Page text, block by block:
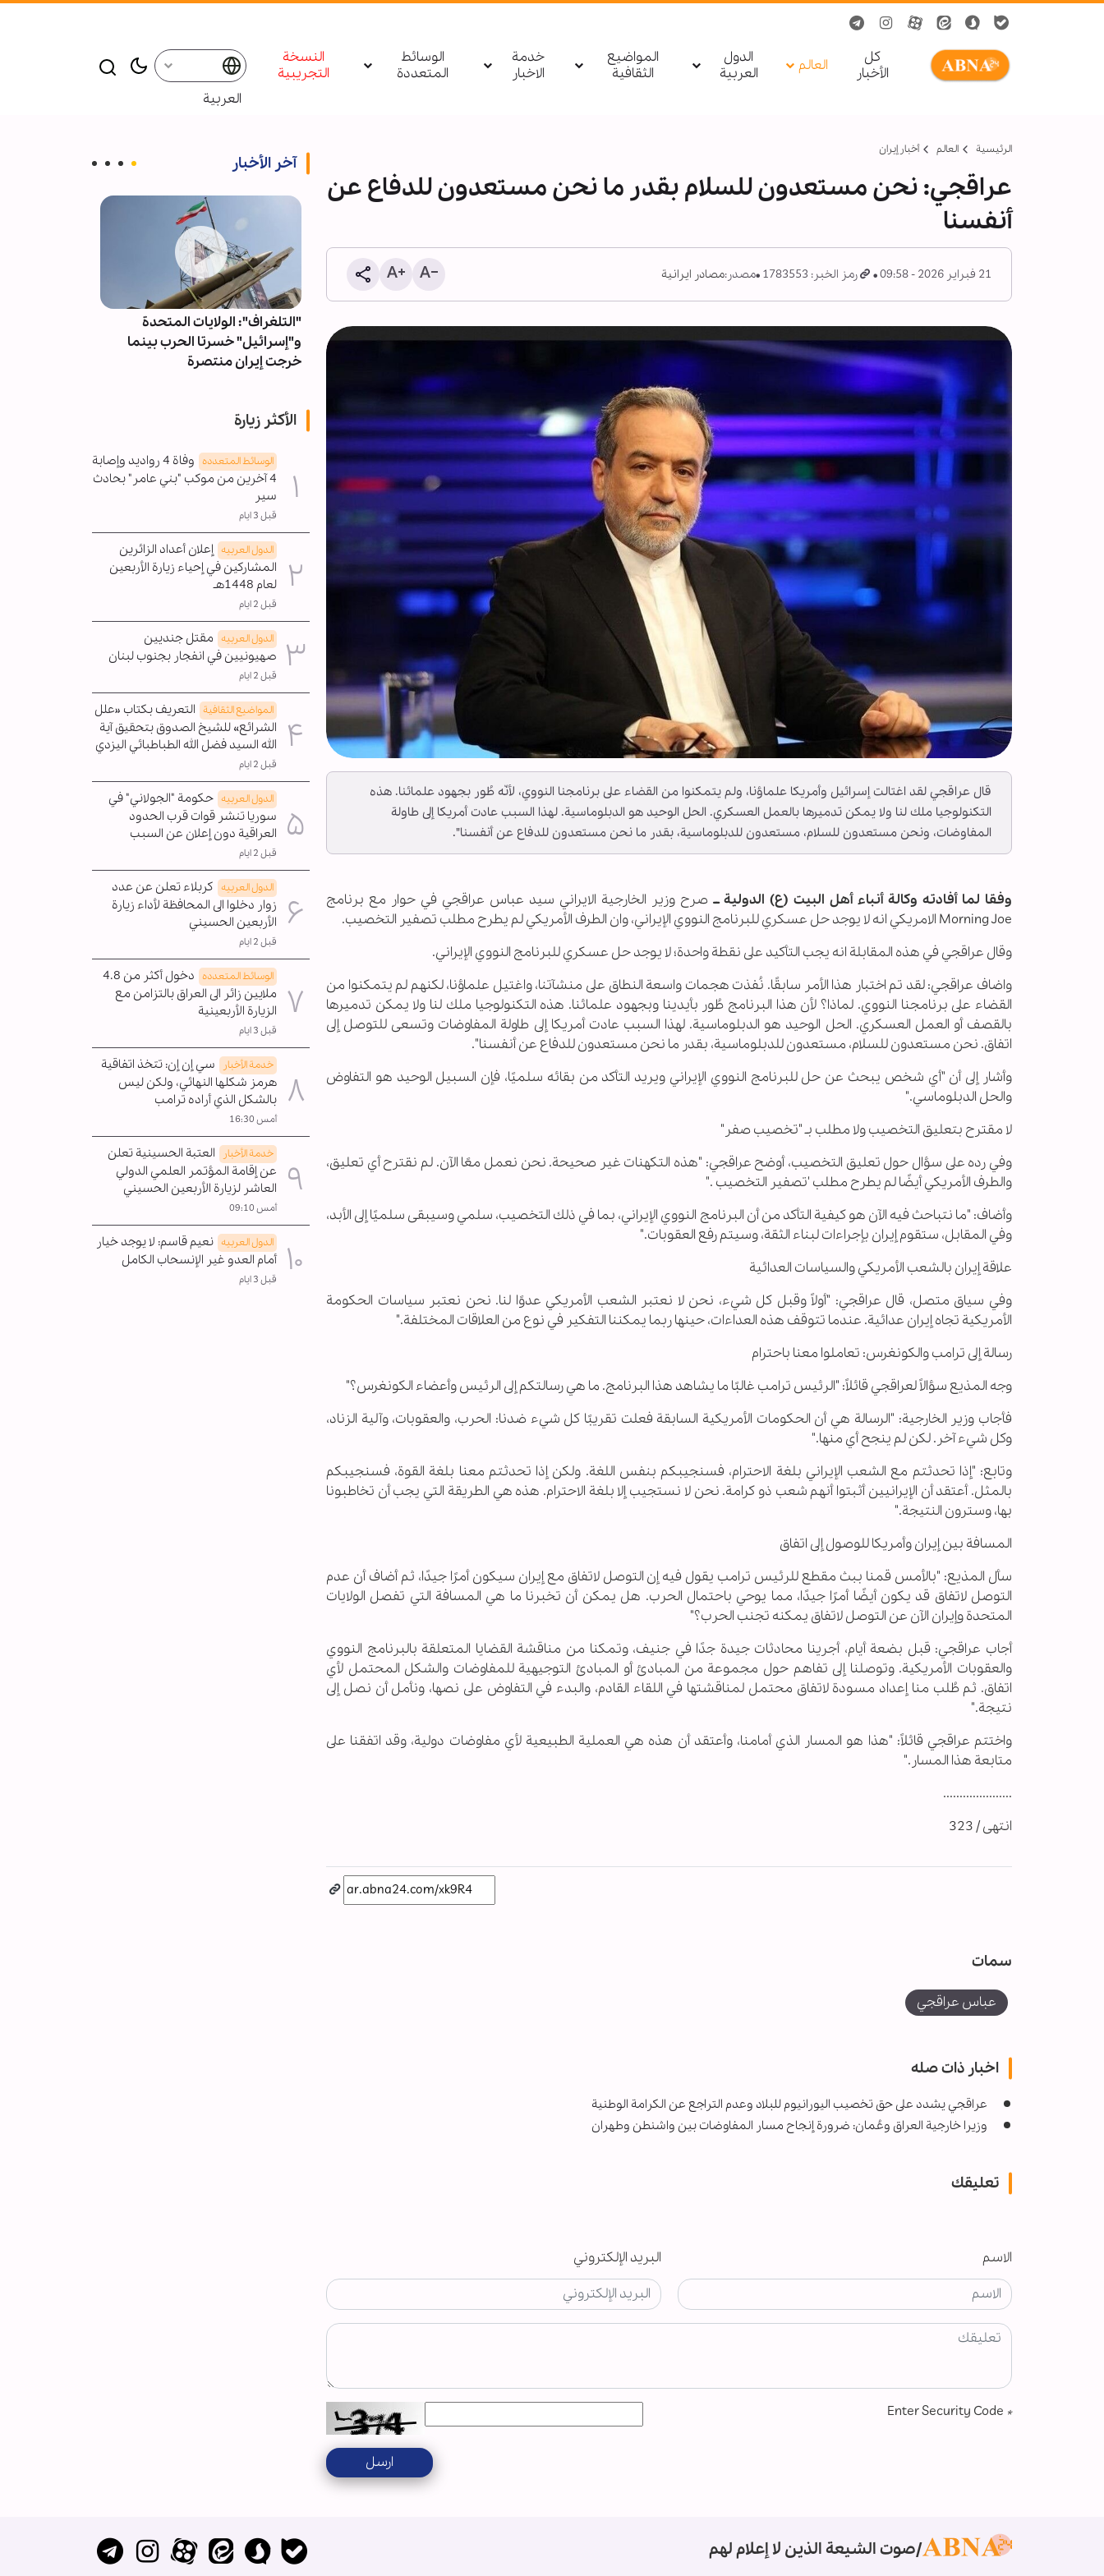
کل
الأخبار
العالم
الدول
العربیة
المواضيع
الثقافية
خدمة
الاخبار
الوسائط
المتعددة
النسخة
التجريبية
العربية
الرئيسية العالم أخبار إيران
عراقجي: نحن مستعدون للسلام بقدر ما نحن مستعدون للدفاع عن
أنفسنا
21 فبراير 2026 - 09:58 رمز الخبر: 1783553 مصدر:مصادر ايرانية
قال عراقجي لقد اغتالت إسرائيل وأمريكا علماؤنا، ولم يتمكنوا من القضاء على برنامجنا النووي، لأنّه طُور بجهود علمائنا. هذه
التكنولوجيا ملك لنا ولا يمكن تدميرها بالعمل العسكري. الحل الوحيد هو الدبلوماسية. لهذا السبب عادت أمريكا إلى طاولة
المفاوضات، ونحن مستعدون للسلام، مستعدون للدبلوماسية، بقدر ما نحن مستعدون للدفاع عن أنفسنا".
وفقا لما أفادته وكالة أنباء أهل البيت (ع) الدولية ــصرح وزير الخارجية الايراني سيد عباس عراقجي في حوار مع برنامج
Morning Joe الامريكي انه لا يوجد حل عسكري للبرنامج النووي الإيراني، وان الطرف الأمريكي لم يطرح مطلب تصفير التخصيب.
وقال عراقجي في هذه المقابلة انه يجب التأكيد على نقطة واحدة؛ لا يوجد حل عسكري للبرنامج النووي الإيراني.
واضاف عراقجي: لقد تم اختبار هذا الأمر سابقًا. نُفذت هجمات واسعة النطاق على منشآتنا، واغتيل علماؤنا، لكنهم لم يتمكنوا من
القضاء على برنامجنا النووي. لماذا؟ لأن هذا البرنامج طُور بأيدينا وبجهود علمائنا. هذه التكنولوجيا ملك لنا ولا يمكن تدميرها
بالقصف أو العمل العسكري. الحل الوحيد هو الدبلوماسية. لهذا السبب عادت أمريكا إلى طاولة المفاوضات وتسعى للتوصل إلى
اتفاق. نحن مستعدون للسلام، مستعدون للدبلوماسية، بقدر ما نحن مستعدون للدفاع عن أنفسنا".
وأشار إلى أن "أي شخص يبحث عن حل للبرنامج النووي الإيراني ويريد التأكد من بقائه سلميًا، فإن السبيل الوحيد هو التفاوض
والحل الدبلوماسي."
لا مقترح بتعليق التخصيب ولا مطلب بـ "تخصيب صفر"
وفي رده على سؤال حول تعليق التخصيب، أوضح عراقجي: "هذه التكهنات غير صحيحة. نحن نعمل معًا الآن. لم نقترح أي تعليق،
والطرف الأمريكي أيضًا لم يطرح مطلب 'تصفير التخصيب ."
وأضاف: "ما نتباحث فيه الآن هو كيفية التأكد من أن البرنامج النووي الإيراني، بما في ذلك التخصيب، سلمي وسيبقى سلميًا إلى الأبد،
وفي المقابل، ستقوم إيران بإجراءات لبناء الثقة، وسيتم رفع العقوبات."
علاقة إيران بالشعب الأمريكي والسياسات العدائية
وفي سياق متصل، قال عراقجي: "أولاً وقبل كل شيء، نحن لا نعتبر الشعب الأمريكي عدوًا لنا. نحن نعتبر سياسات الحكومة
الأمريكية تجاه إيران عدائية. عندما تتوقف هذه العداءات، حينها ربما يمكننا التفكير في نوع من العلاقات المختلفة."
رسالة إلى ترامب والكونغرس: تعاملوا معنا باحترام
وجه المذيع سؤالاً لعراقجي قائلاً: "الرئيس ترامب غالبًا ما يشاهد هذا البرنامج. ما هي رسالتكم إلى الرئيس وأعضاء الكونغرس؟"
فأجاب وزير الخارجية: "الرسالة هي أن الحكومات الأمريكية السابقة فعلت تقريبًا كل شيء ضدنا: الحرب، والعقوبات، وآلية الزناد،
وكل شيء آخر. لكن لم ينجح أي منها."
وتابع: "إذا تحدثتم مع الشعب الإيراني بلغة الاحترام، فسنجيبكم بنفس اللغة. ولكن إذا تحدثتم معنا بلغة القوة، فسنجيبكم
بالمثل. أعتقد أن الإيرانيين أثبتوا أنهم شعب ذو كرامة. نحن لا نستجيب إلا بلغة الاحترام. هذه هي الطريقة التي يجب أن تخاطبونا
بها، وسترون النتيجة."
المسافة بين إيران وأمريكا للوصول إلى اتفاق
سأل المذيع: "بالأمس قمنا ببث مقطع للرئيس ترامب يقول فيه إن التوصل لاتفاق مع إيران سيكون أمرًا جيدًا، ثم أضاف أن عدم
التوصل لاتفاق قد يكون أيضًا أمرًا جيدًا، مما يوحي باحتمال الحرب. هل يمكن أن تخبرنا ما هي المسافة التي تفصل الولايات
المتحدة وإيران الآن عن التوصل لاتفاق يمكنه تجنب الحرب؟"
أجاب عراقجي: قبل بضعة أيام، أجرينا محادثات جيدة جدًا في جنيف، وتمكنا من مناقشة القضايا المتعلقة بالبرنامج النووي
والعقوبات الأمريكية. وتوصلنا إلى تفاهم حول مجموعة من المبادئ أو المبادئ التوجيهية للمفاوضات والشكل المحتمل لأي
اتفاق. ثم طُلب منا إعداد مسودة لاتفاق محتمل لمناقشتها في اللقاء القادم، والبدء في التفاوض على نصها، ونأمل أن نصل إلى
نتيجة."
واختتم عراقجي قائلاً: "هذا هو المسار الذي أمامنا، وأعتقد أن هذه هي العملية الطبيعية لأي مفاوضات دولية، وقد اتفقنا على
متابعة هذا المسار."
.....................
انتهى / 323
سمات
عباس عراقجي
اخبار ذات صله
عراقجي يشدد على حق تخصيب اليورانيوم للبلاد وعدم التراجع عن الكرامة الوطنية
وزيرا خارجية العراق وعُمان: ضرورة إنجاح مسار المفاوضات بين واشنطن وطهران
تعليقك
الاسم البريد الإلكتروني
*
ارسل
آخر الأخبار
ضربة يمنية استباقية نوعية..
إفشال مخطط سعودي عدواني من
"التلغراف": الولايات المتحدة
و"إسرائيل" خسرتا الحرب بينما
خرجت إيران منتصرة
الأكثر زيارة
الوسائط المتعدده
وفاة 4 رواديد وإصابة
4 آخرين من موكب "بني عامر" بحادث
سير
قبل 3 ايام
الدول العربیه إعلان أعداد الزائرين
المشاركين في إحياء زيارة الأربعين
لعام 1448هـ
قبل 2 ايام
الدول العربیه مقتل جنديين
صهيونيين في انفجار بجنوب لبنان
قبل 2 ايام
المواضیع الثقافية التعريف بكتاب «علل
الشرائع» للشيخ الصدوق بتحقيق آية
الله السيد فضل الله الطباطبائي اليزدي
قبل 2 ايام
الدول العربیه حكومة "الجولاني" في
سوريا تنشر قوات قرب الحدود
العراقية دون إعلان عن السبب
قبل 2 ايام
الدول العربیه كربلاء تعلن عن عدد
زوار دخلوا الى المحافظة لأداء زيارة
الأربعين الحسيني
قبل 2 ايام
الوسائط المتعدده
دخول أكثر من 4.8
ملايين زائر الى العراق بالتزامن مع
الزيارة الأربعينية
قبل 3 ايام
خدمة الأخبار
سي إن إن: تتخذ اتفاقية
هرمز شكلها النهائي، ولكن ليس
بالشكل الذي أراده ترامب
أمس 16:30
خدمة الأخبار
العتبة الحسينية تعلن
عن إقامة المؤتمر العلمي الدولي
العاشر لزيارة الأربعين الحسيني
أمس 09:10
الدول العربیه نعيم قاسم: لا يوجد خيار
أمام العدو غير الإنسحاب الکامل
قبل 3 ايام
صوت الشيعة الذين لا إعلام لهم